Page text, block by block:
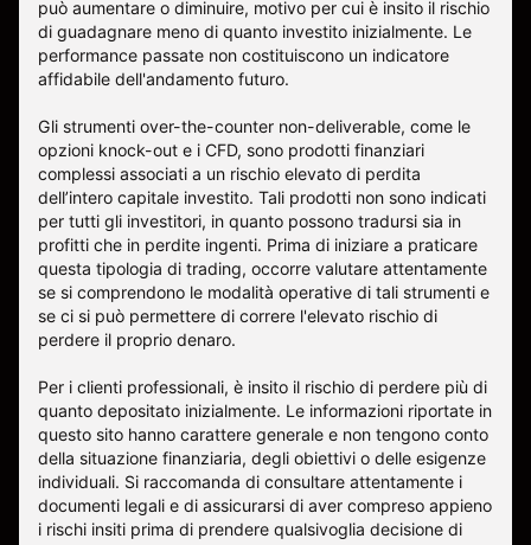
può aumentare o diminuire, motivo per cui è insito il rischio
di guadagnare meno di quanto investito inizialmente. Le
performance passate non costituiscono un indicatore
affidabile dell'andamento futuro.
Gli strumenti over-the-counter non-deliverable, come le
opzioni knock-out e i CFD, sono prodotti finanziari
complessi associati a un rischio elevato di perdita
dell’intero capitale investito. Tali prodotti non sono indicati
per tutti gli investitori, in quanto possono tradursi sia in
profitti che in perdite ingenti. Prima di iniziare a praticare
questa tipologia di trading, occorre valutare attentamente
se si comprendono le modalità operative di tali strumenti e
se ci si può permettere di correre l'elevato rischio di
perdere il proprio denaro.
Per i clienti professionali, è insito il rischio di perdere più di
quanto depositato inizialmente. Le informazioni riportate in
questo sito hanno carattere generale e non tengono conto
della situazione finanziaria, degli obiettivi o delle esigenze
individuali. Si raccomanda di consultare attentamente i
documenti legali e di assicurarsi di aver compreso appieno
i rischi insiti prima di prendere qualsivoglia decisione di